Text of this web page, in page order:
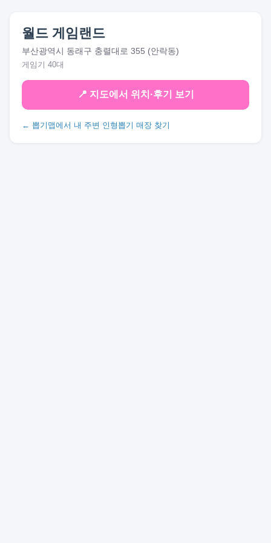
월드 게임랜드
부산광역시 동래구 충렬대로 355 (안락동)
게임기 40대
📍 지도에서 위치·후기 보기
← 뽑기맵에서 내 주변 인형뽑기 매장 찾기